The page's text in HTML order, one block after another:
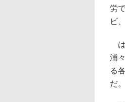
労
ビ
は
浦
る
だ